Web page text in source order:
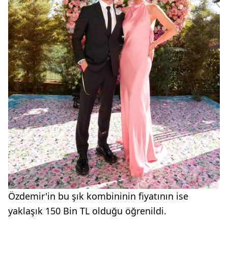
Özdemir'in bu şık kombininin fiyatının ise
yaklaşık 150 Bin TL olduğu öğrenildi.